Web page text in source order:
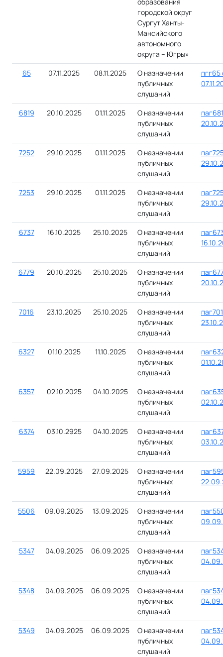
городской округ
Сургут Ханты-
Мансийского
автономного
округа – Югры»
65
07.11.2025 08.11.2025
О назначении
публичных
слушаний
пгг65
6819 20.10.2025 01.11.2025
О назначении
публичных
слушаний
7252 29.10.2025 01.11.2025
О назначении
публичных
слушаний
7253 29.10.2025 01.11.2025
О назначении
публичных
слушаний
6737 16.10.2025 25.10.2025
О назначении
публичных
слушаний
6779 20.10.2025 25.10.2025
О назначении
публичных
слушаний
7016 23.10.2025 25.10.2025
О назначении
публичных
слушаний
6327 01.10.2025 11.10.2025
О назначении
публичных
слушаний
6357 02.10.2025 04.10.2025
О назначении
публичных
слушаний
6374 03.10.2925 04.10.2025
О назначении
публичных
слушаний
5959 22.09.2025 27.09.2025
О назначении
публичных
слушаний
5506 09.09.2025 13.09.2025
О назначении
публичных
слушаний
5347 04.09.2025 06.09.2025
О назначении
публичных
слушаний
5348 04.09.2025 06.09.2025
О назначении
публичных
слушаний
5349 04.09.2025 06.09.2025
О назначении
публичных
слушаний